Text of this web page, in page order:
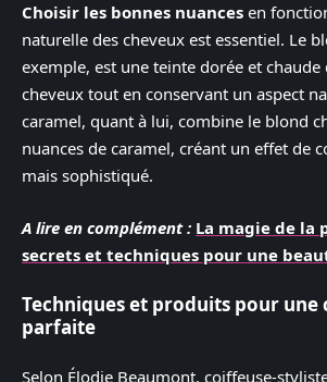
Choisir les bonnes nuances en
naturelle des cheveux est essentiel. Le
exemple, est une teinte dorée et
cheveux tout en conservant un aspect
caramel, quant à lui, combine le blond
nuances de caramel, créant un effet de
mais sophistiqué.
A lire en complément : La magie de la
secrets et techniques pour une
Techniques et produits pour
parfaite
Selon Élodie Beaumont, coiffeuse-